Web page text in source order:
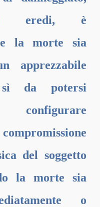
eredi, è
la morte sia
apprezzabile
da potersi
del soggetto
la morte sia
o